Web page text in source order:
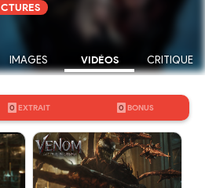
IMAGES VIDÉOS CRITIQUE
0 EXTRAIT 0 BONUS